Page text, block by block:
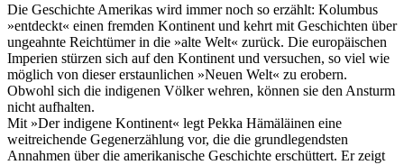
Die Geschichte Amerikas wird immer noch so erzählt: Kolumbus
»entdeckt« einen fremden Kontinent und kehrt mit Geschichten über
ungeahnte Reichtümer in die »alte Welt« zurück. Die europäischen
Imperien stürzen sich auf den Kontinent und versuchen, so viel wie
möglich von dieser erstaunlichen »Neuen Welt« zu erobern.
Obwohl sich die indigenen Völker wehren, können sie den Ansturm
nicht aufhalten.
Mit »Der indigene Kontinent« legt Pekka Hämäläinen eine
weitreichende Gegenerzählung vor, die die grundlegendsten
Annahmen über die amerikanische Geschichte erschüttert. Er zeigt